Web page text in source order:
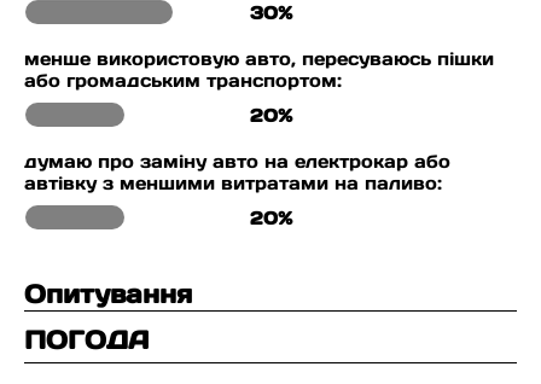
30%
менше використовую авто, пересуваюсь пішки
або громадським транспортом:
20%
думаю про заміну авто на електрокар або
автівку з меншими витратами на паливо:
20%
Опитування
ПОГОДА